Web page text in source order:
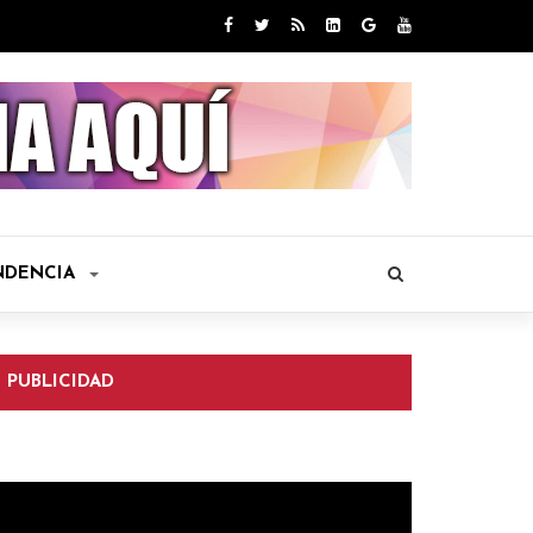
PUBLICIDAD